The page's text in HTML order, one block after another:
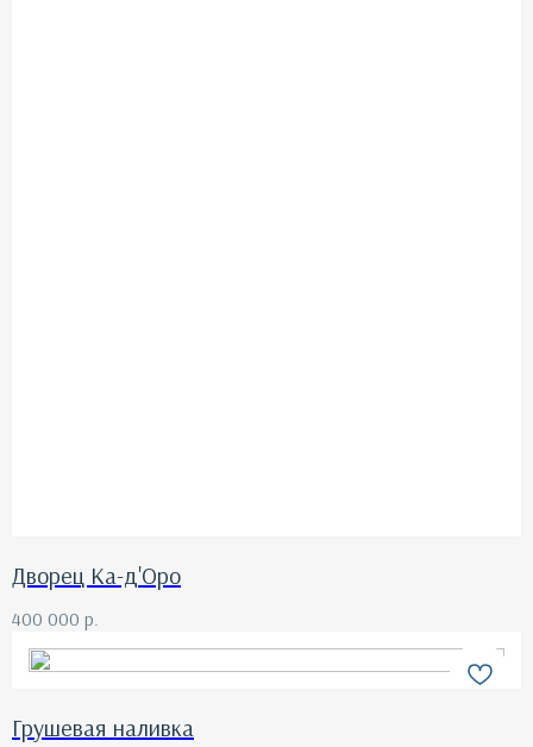
Дворец Ка-д'Оро
400 000 р.
Грушевая наливка